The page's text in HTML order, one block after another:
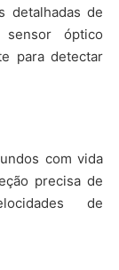
detalhadas de
óptico
para detectar
com vida
precisa de
de